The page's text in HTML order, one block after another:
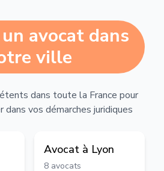
avocat dans
ville
dans toute la France pour
dans vos démarches juridiques
Avocat à Lyon
8 avocats